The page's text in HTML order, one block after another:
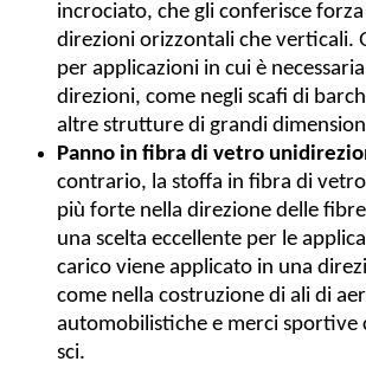
incrociato, che gli conferisce forza
direzioni orizzontali che verticali.
per applicazioni in cui è
direzioni, come negli scafi di
altre strutture di grandi
Panno in fibra di vetro
contrario, la stoffa in fibra di
più forte nella direzione delle
una scelta eccellente per le
carico viene applicato in una
come nella costruzione di ali di
automobilistiche e merci sportive
sci.